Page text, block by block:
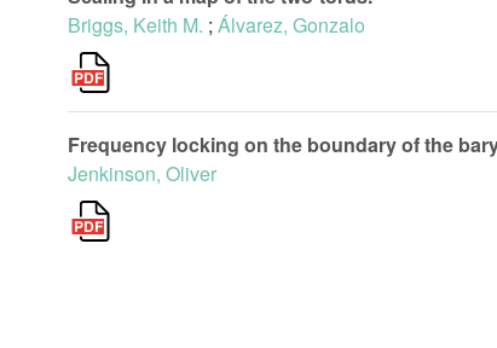
Briggs, Keith M. ; Álvarez, Gonzalo
Frequency locking on the boundary of the
Jenkinson, Oliver